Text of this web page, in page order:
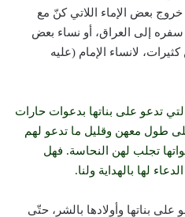
خروج بعض الإماء اللاتي كنّ مع
سفره إلى العراق، أو نساء بعض
لانساء الإمام (عليه
التي تدعو على بناتها بدعوات حارات
طول معهن وقليل ما تدعو لهم
تجلب لهن النحاسة. فهل
لها بالهداية ولنا.
على بناتها وأولادها بالشر، حتّى